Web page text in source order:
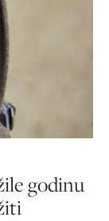
godinu